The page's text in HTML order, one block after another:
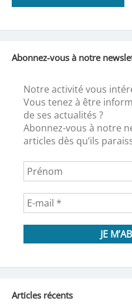
Abonnez-vous à notre
Notre activité vous
Vous tenez à être
de ses actualités ?
Abonnez-vous à notre
articles dès qu’ils
Articles récents